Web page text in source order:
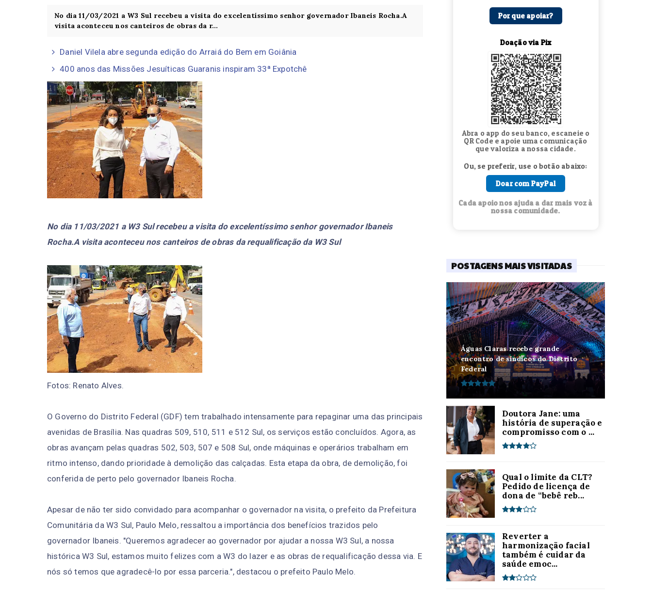
No dia 11/03/2021 a W3 Sul recebeu a visita do excelentíssimo senhor governador Ibaneis Rocha.A
visita aconteceu nos canteiros de obras da r...
Daniel Vilela abre segunda edição do Arraiá do Bem em Goiânia
400 anos das Missões Jesuíticas Guaranis inspiram 33ª Expotchê
No dia 11/03/2021 a W3 Sul recebeu a visita do excelentíssimo senhor governador Ibaneis
Rocha.A visita aconteceu nos canteiros de obras da requalificação da W3 Sul
Fotos: Renato Alves.
O Governo do Distrito Federal (GDF) tem trabalhado intensamente para repaginar uma das principais
avenidas de Brasília. Nas quadras 509, 510, 511 e 512 Sul, os serviços estão concluídos. Agora, as
obras avançam pelas quadras 502, 503, 507 e 508 Sul, onde máquinas e operários trabalham em
ritmo intenso, dando prioridade à demolição das calçadas. Esta etapa da obra, de demolição, foi
conferida de perto pelo governador Ibaneis Rocha.
Apesar de não ter sido convidado para acompanhar o governador na visita, o prefeito da Prefeitura
Comunitária da W3 Sul, Paulo Melo, ressaltou a importância dos benefícios trazidos pelo
governador Ibaneis. "Queremos agradecer ao governador por ajudar a nossa W3 Sul, a nossa
histórica W3 Sul, estamos muito felizes com a W3 do lazer e as obras de requalificação dessa via. E
nós só temos que agradecê-lo por essa parceria.", destacou o prefeito Paulo Melo.
Por que apoiar?
Doação via Pix
Abra o app do seu banco, escaneie o
QR Code e apoie uma comunicação
que valoriza a nossa cidade.
Ou, se preferir, use o botão abaixo:
Doar com PayPal
Cada apoio nos ajuda a dar mais voz à
nossa comunidade.
POSTAGENS MAIS VISITADAS
Águas Claras recebe grande
encontro de síndicos do Distrito
Federal
Doutora Jane: uma
história de superação e
compromisso com o ...
Qual o limite da CLT?
Pedido de licença de
dona de “bebê reb...
Reverter a
harmonização facial
também é cuidar da
saúde emoc...